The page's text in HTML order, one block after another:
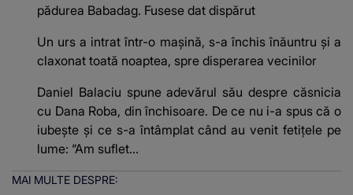
pădurea Babadag. Fusese dat dispărut
Un urs a intrat într-o mașină, s-a închis înăuntru și a
claxonat toată noaptea, spre disperarea vecinilor
Daniel Balaciu spune adevărul său despre căsnicia
cu Dana Roba, din închisoare. De ce nu i-a spus că o
iubește și ce s-a întâmplat când au venit fetițele pe
lume: “Am suflet...
MAI MULTE DESPRE: